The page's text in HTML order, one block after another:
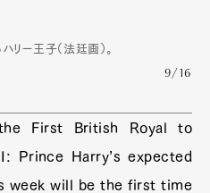
ー王子（法廷画）。
9/16
First British Royal to
Prince Harry’s expected
week will be the first time